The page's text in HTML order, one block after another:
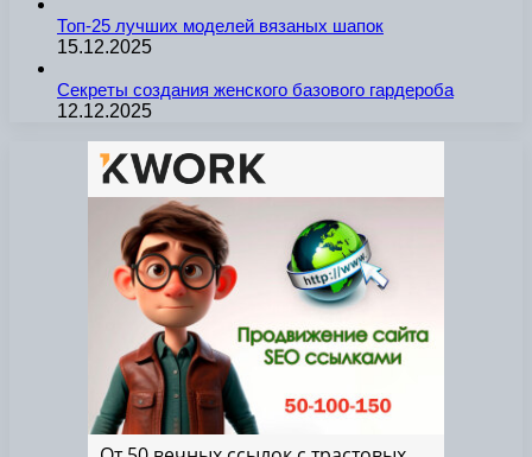
Топ-25 лучших моделей вязаных шапок
15.12.2025
Секреты создания женского базового гардероба
12.12.2025